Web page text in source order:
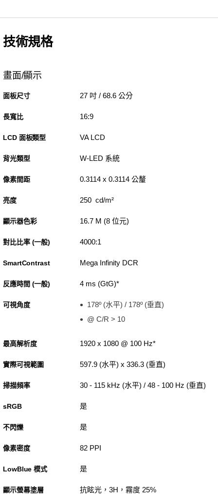
技術規格
畫面/顯示
面板尺寸 27 吋 / 68.6 公分
長寬比 16:9
LCD 面板類型 VA LCD
背光類型 W-LED 系統
像素間距 0.3114 x 0.3114 公釐
亮度 250 cd/m²
顯示器色彩 16.7 M (8 位元)
對比比率 (一般) 4000:1
SmartContrast Mega Infinity DCR
反應時間 (一般) 4 ms (GtG)*
可視角度
178º (水平) / 178º (垂直)
@ C/R > 10
最高解析度 1920 x 1080 @ 100 Hz*
實際可視範圍 597.9 (水平) x 336.3 (垂直)
掃描頻率 30 - 115 kHz (水平) / 48 - 100 Hz (垂直)
sRGB 是
不閃爍 是
像素密度 82 PPI
LowBlue 模式 是
顯示螢幕塗層 抗眩光，3H，霧度 25%